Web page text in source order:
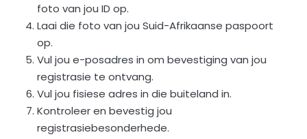
foto van jou ID op.
Laai die foto van jou Suid-Afrikaanse paspoort
op.
Vul jou e-posadres in om bevestiging van jou
registrasie te ontvang.
Vul jou fisiese adres in die buiteland in.
Kontroleer en bevestig jou
registrasiebesonderhede.